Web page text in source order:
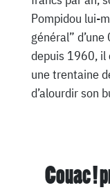
Pompidou lui-
général”
depuis 1960, il
une trentaine
d’alourdir son
Couac !